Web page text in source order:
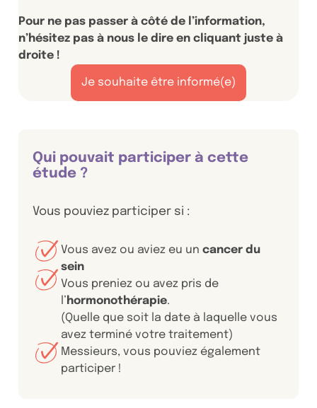
Pour ne pas passer à côté de l’information,
n’hésitez pas à nous le dire en cliquant juste à
droite !
Je souhaite être informé(e)
Qui pouvait participer à cette
étude ?
Vous pouviez participer si :
Vous avez ou aviez eu un cancer du
sein
Vous preniez ou avez pris de
l’ hormonothérapie.
(Quelle que soit la date à laquelle vous
avez terminé votre traitement)
Messieurs, vous pouviez également
participer !